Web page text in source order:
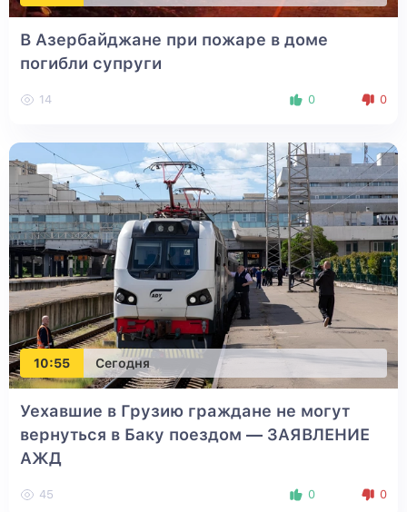
В Азербайджане при пожаре в доме
погибли супруги
14 0 0
10:55 Сегодня
Уехавшие в Грузию граждане не могут
вернуться в Баку поездом — ЗАЯВЛЕНИЕ
АЖД
45 0 0